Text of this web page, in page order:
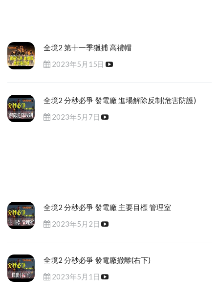
全境2 第十一季獵捕 高禮帽
2023年5月15日
全境2 分秒必爭 發電廠 進場解除反制(危害防護)
2023年5月7日
全境2 分秒必爭 發電廠 主要目標 管理室
2023年5月2日
全境2 分秒必爭 發電廠撤離(右下)
2023年5月1日